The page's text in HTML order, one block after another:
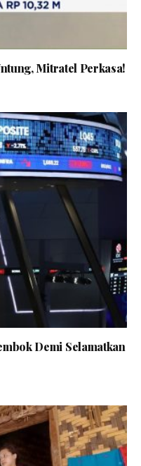
Mitratel Perkasa!
Demi Selamatkan